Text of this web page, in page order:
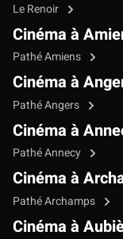
Le Renoir
Cinéma à
Pathé Amiens
Cinéma à
Pathé Angers
Cinéma à
Pathé Annecy
Cinéma à
Pathé Archamps
Cinéma à